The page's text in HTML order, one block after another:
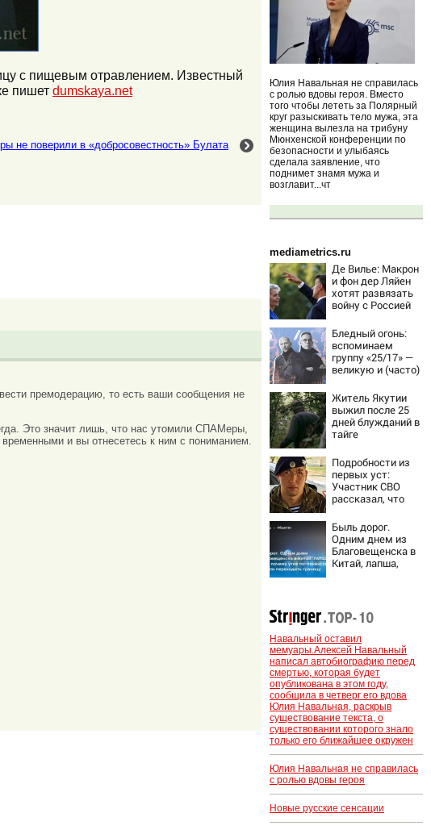
с пищевым отравлением. Известный
пишет dumskaya.net
не поверили в «добросовестность» Булата
премодерацию, то есть ваши сообщения не
Это значит лишь, что нас утомили СПАМеры,
и вы отнесетесь к ним с пониманием.
Юлия Навальная не справилась
с ролью вдовы героя. Вместо
того чтобы лететь за Полярный
круг разыскивать тело мужа, эта
женщина вылезла на трибуну
Мюнхенской конференции по
безопасности и улыбаясь
сделала заявление, что
поднимет знамя мужа и
возглавит...чт
mediametrics.ru
Де Вилье: Макрон
и фон дер Ляйен
хотят развязать
войну с Россией
Бледный огонь:
вспоминаем
группу «25/17» —
великую и (часто)
Житель Якутии
выжил после 25
дней блужданий в
тайге
Подробности из
первых уст:
Участник СВО
рассказал, что
схватке с
медведем
Быль дорог.
Одним днем из
Благовещенска в
Китай, лапша,
переходить
границу
Навальный оставил
мемуары.Алексей Навальный
написал автобиографию перед
смертью, которая будет
опубликована в этом году,
сообщила в четверг его вдова
Юлия Навальная, раскрыв
существование текста, о
существовании которого знало
только его ближайшее окружен
Юлия Навальная не справилась
с ролью вдовы героя
Новые русские сенсации